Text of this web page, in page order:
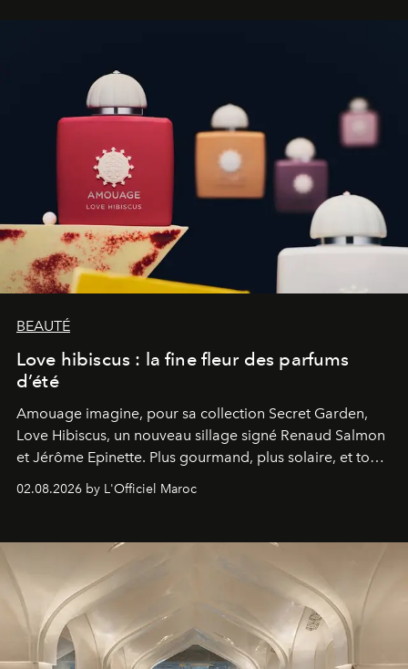
BEAUTÉ
Love hibiscus : la fine fleur des parfums
d’été
Amouage imagine, pour sa collection Secret Garden,
Love Hibiscus, un nouveau sillage signé Renaud Salmon
et Jérôme Epinette. Plus gourmand, plus solaire, et tout
à fait irrésistible.
02.08.2026 by L'Officiel Maroc